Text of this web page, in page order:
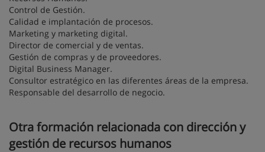
Control de Gestión.
Calidad e implantación de procesos.
Marketing y marketing digital.
Director de comercial y de ventas.
Gestión de compras y de proveedores.
Digital Business Manager.
Consultor estratégico en las diferentes áreas de la empresa.
Responsable del desarrollo de negocio.
Otra formación relacionada con dirección y
gestión de recursos humanos